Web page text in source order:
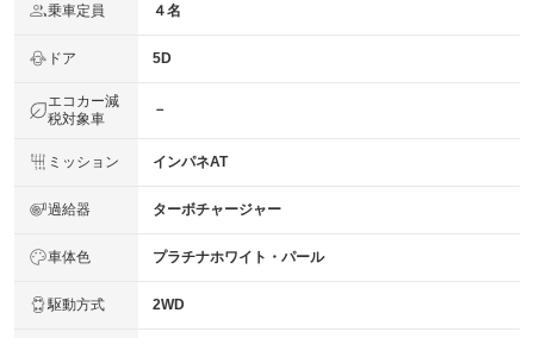
乗車定員 ４名
ドア 5D
エコカー減
税対象車
－
ミッション インパネAT
過給器 ターボチャージャー
車体色 プラチナホワイト・パール
駆動方式 2WD